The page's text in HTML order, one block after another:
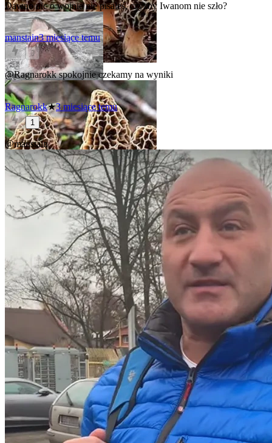
Dawno nic o wojnie nie pisaleś, czyzby Iwanom nie szło?
manstain3 miesiące temu
0
@Ragnarokkspokojnie czekamy na wyniki
Ragnarokk★3 miesiące temu
1
@manstain